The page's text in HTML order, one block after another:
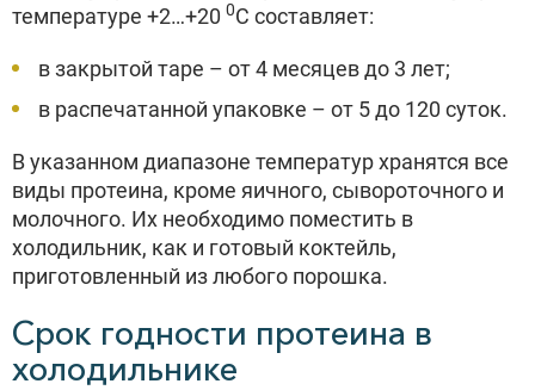
температуре +2…+20 0С составляет:
в закрытой таре – от 4 месяцев до 3 лет;
в распечатанной упаковке – от 5 до 120 суток.
В указанном диапазоне температур хранятся все
виды протеина, кроме яичного, сывороточного и
молочного. Их необходимо поместить в
холодильник, как и готовый коктейль,
приготовленный из любого порошка.
Срок годности протеина в
холодильнике